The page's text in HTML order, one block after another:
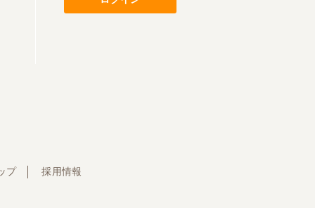
プ 採用情報